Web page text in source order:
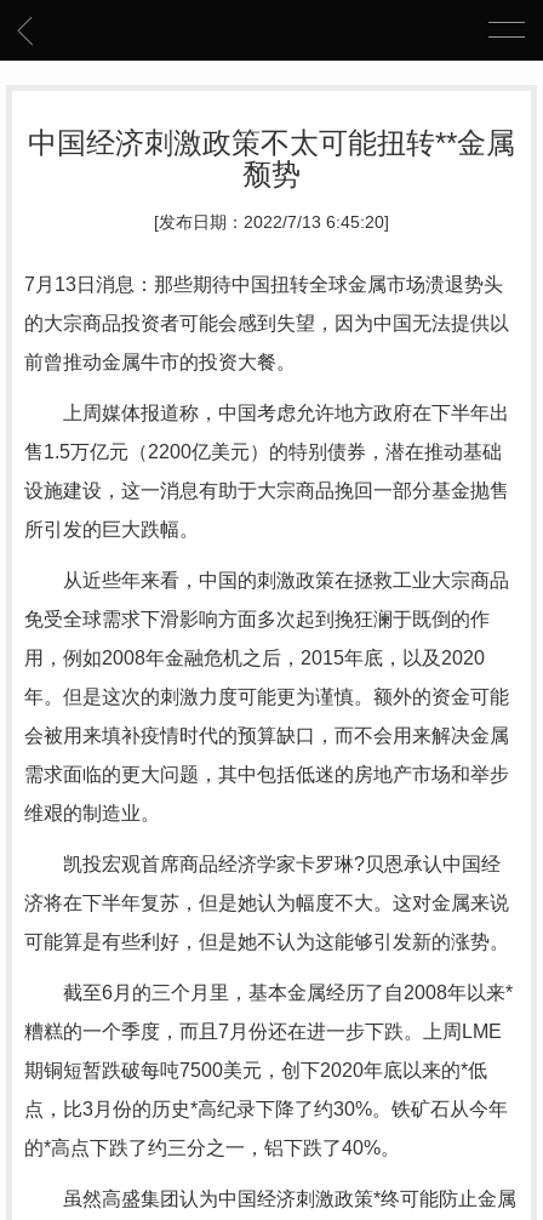
中国经济刺激政策不太可能扭转**金属
颓势
[发布日期：2022/7/13 6:45:20]
7月13日消息：那些期待中国扭转全球金属市场溃退势头
的大宗商品投资者可能会感到失望，因为中国无法提供以
前曾推动金属牛市的投资大餐。
上周媒体报道称，中国考虑允许地方政府在下半年出
售1.5万亿元（2200亿美元）的特别债券，潜在推动基础
设施建设，这一消息有助于大宗商品挽回一部分基金抛售
所引发的巨大跌幅。
从近些年来看，中国的刺激政策在拯救工业大宗商品
免受全球需求下滑影响方面多次起到挽狂澜于既倒的作
用，例如2008年金融危机之后，2015年底，以及2020
年。但是这次的刺激力度可能更为谨慎。额外的资金可能
会被用来填补疫情时代的预算缺口，而不会用来解决金属
需求面临的更大问题，其中包括低迷的房地产市场和举步
维艰的制造业。
凯投宏观首席商品经济学家卡罗琳?贝恩承认中国经
济将在下半年复苏，但是她认为幅度不大。这对金属来说
可能算是有些利好，但是她不认为这能够引发新的涨势。
截至6月的三个月里，基本金属经历了自2008年以来*
糟糕的一个季度，而且7月份还在进一步下跌。上周LME
期铜短暂跌破每吨7500美元，创下2020年底以来的*低
点，比3月份的历史*高纪录下降了约30%。铁矿石从今年
的*高点下跌了约三分之一，铝下跌了40%。
虽然高盛集团认为中国经济刺激政策*终可能防止金属